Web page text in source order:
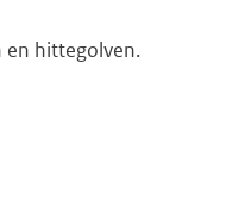
en hittegolven.